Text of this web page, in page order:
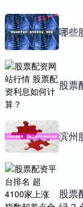
哪些
股票
滨州
股票